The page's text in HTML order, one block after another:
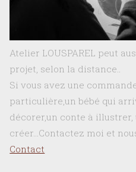
Atelier LOUSPAREL peut
projet, selon la distance..
Si vous avez une
particulière,un bébé qui
décorer,un conte à
créer…Contactez moi et
Contact